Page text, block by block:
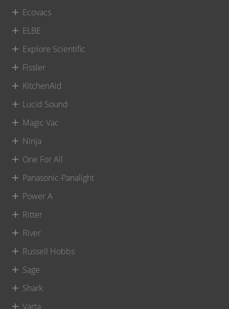
Ecovacs
ELBE
Explore Scientific
Fissler
KitchenAid
Lucid Sound
Magic Vac
Ninja
One For All
Panasonic-Panalight
Power A
Ritter
River
Russell Hobbs
Sage
Shark
Varta